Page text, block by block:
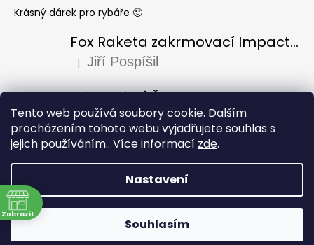
Tento web používá soubory cookie. Dalším
procházením tohoto webu vyjadřujete souhlas s
jejich používáním.. Více informací zde.
Nastavení
Souhlasím
Krásný dárek pro rybáře 🙂
Fox Raketa zakrmovací Impact Spod
Hodnocení produktu je 5 z 5 hvězdiček.
| Jiří Pospíšil
Dárkový BŮČEK Box
Hodnocení produktu je 5 z 5 hvězdiček.
| Laura Varadi
Dárek pro dědu k narozeninám, za mě úžasný i krásně
Copyright 2026Rybářství Bůček. Všechna práva
Upravit nastavení cookies
Zobrazit